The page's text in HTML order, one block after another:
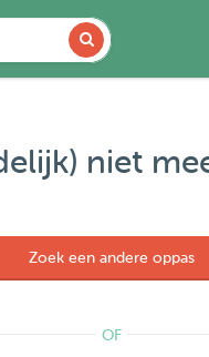
niet
Zoek een andere oppas
OF